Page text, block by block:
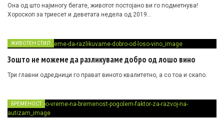
Она од што најмногу бегате, животот постојано ви го подметнува!
Хороскоп за триесет и деветата недела од 2019…
ЖИВОТЕН СТИЛ
Зошто не можеме да разликуваме добро од лошо вино
Три главни одредници го прават виното квалитетно, а со тоа и скапо.
БРЕМЕНОСТ